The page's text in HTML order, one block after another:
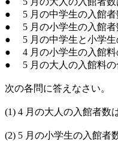
● 5 月の中学生の入館者
● 5 月の小学生の入館者
● 5 月の中学生と小学生
● 4 月の小学生の入館料
● 5 月の大人の入館料の
次の各問に答えなさい。
(1) 4 月の大人の入館者数
(2) 5 月の小学生の入館者